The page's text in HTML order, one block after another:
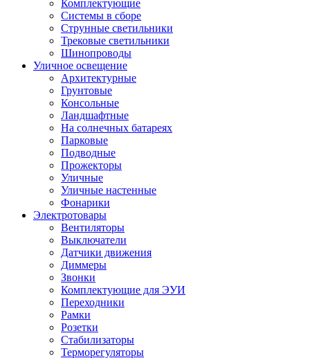
Комплектующие
Системы в сборе
Струнные светильники
Трековые светильники
Шинопроводы
Уличное освещение
Архитектурные
Грунтовые
Консольные
Ландшафтные
На солнечных батареях
Парковые
Подводные
Прожекторы
Уличные
Уличные настенные
Фонарики
Электротовары
Вентиляторы
Выключатели
Датчики движения
Диммеры
Звонки
Комплектующие для ЭУИ
Переходники
Рамки
Розетки
Стабилизаторы
Терморегуляторы